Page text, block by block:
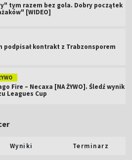
tym razem bez gola. Dobry początek
[WIDEO]
podpisał kontrakt z Trabzonsporem
Fire – Necaxa [NA ŻYWO]. Śledź wynik
Leagues Cup
Wyniki Terminarz